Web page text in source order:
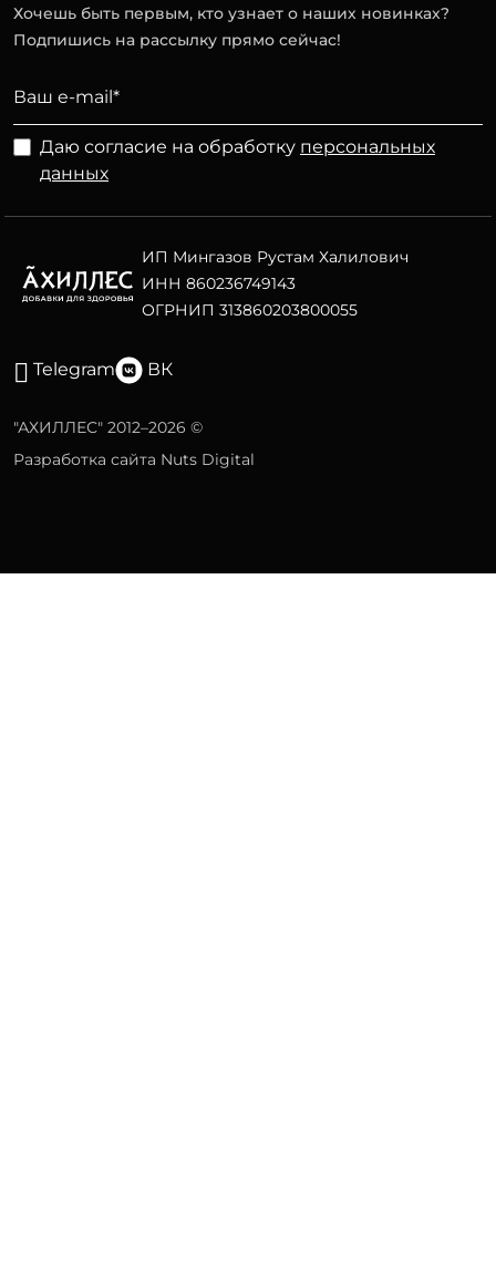
Хочешь быть первым, кто узнает о наших новинках?
Подпишись на рассылку прямо сейчас!
Даю согласие на обработку персональных
данных
ИП Мингазов Рустам Халилович
ИНН 860236749143
ОГРНИП 313860203800055
Telegram ВК
"АХИЛЛЕС" 2012–2026 ©
Разработка сайта Nuts Digital